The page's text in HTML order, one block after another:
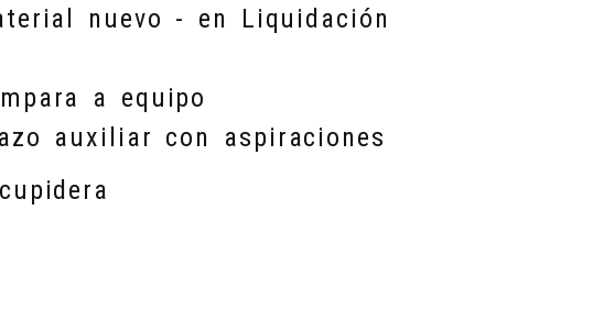
nuevo - en Liquidación
a equipo
auxiliar con aspiraciones